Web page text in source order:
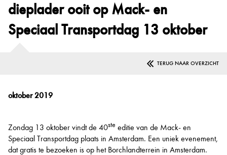
dieplader ooit op Mack- en
Speciaal Transportdag 13 oktober
TERUG NAAR OVERZICHT
oktober 2019
Zondag 13 oktober vindt de 40ste editie van de Mack- en
Speciaal Transportdag plaats in Amsterdam. Een uniek evenement,
dat gratis te bezoeken is op het Borchlandterrein in Amsterdam.